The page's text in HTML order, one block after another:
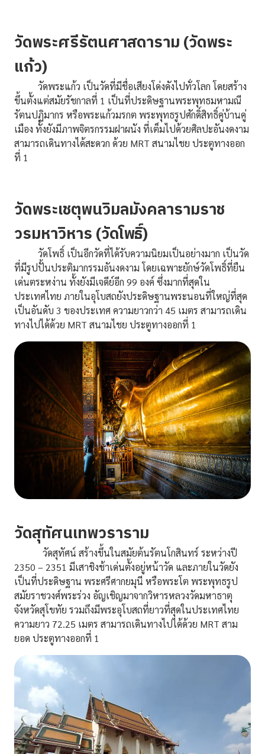
วัดพระศรีรัตนศาสดาราม (วัดพระ
แก้ว)
วัดพระแก้ว เป็นวัดที่มีชื่อเสียงโด่งดังไปทั่วโลก โดยสร้าง
ขึ้นตั้งแต่สมัยรัชกาลที่ 1 เป็นที่ประดิษฐานพระพุทธมหามณี
รัตนปฏิมากร หรือพระแก้วมรกต พระพุทธรูปศักดิ์สิทธิ์คู่บ้านคู่
เมือง ทั้งยังมีภาพจิตรกรรมฝาผนัง ที่เต็มไปด้วยศิลปะอันงดงาม
สามารถเดินทางได้สะดวก ด้วย MRT สนามไชย ประตูทางออก
ที่ 1
วัดพระเชตุพนวิมลมังคลารามราช
วรมหาวิหาร (วัดโพธิ์)
วัดโพธิ์ เป็นอีกวัดที่ได้รับความนิยมเป็นอย่างมาก เป็นวัด
ที่มีรูปปั้นประติมากรรมอันงดงาม โดยเฉพาะยักษ์วัดโพธิ์ที่ยืน
เด่นตระหง่าน ทั้งยังมีเจดีย์อีก 99 องค์ ซึ่งมากที่สุดใน
ประเทศไทย ภายในอุโบสถยังประดิษฐานพระนอนที่ใหญ่ที่สุด
เป็นอันดับ 3 ของประเทศ ความยาวกว่า 45 เมตร สามารถเดิน
ทางไปได้ด้วย MRT สนามไชย ประตูทางออกที่ 1
วัดสุทัศนเทพวราราม
วัดสุทัศน์ สร้างขึ้นในสมัยต้นรัตนโกสินทร์ ระหว่างปี
2350 – 2351 มีเสาชิงช้าเด่นตั้งอยู่หน้าวัด และภายในวัดยัง
เป็นที่ประดิษฐาน พระศรีศากยมุนี หรือพระโต พระพุทธรูป
สมัยราชวงศ์พระร่วง อัญเชิญมาจากวิหารหลวงวัดมหาธาตุ
จังหวัดสุโขทัย รวมถึงมีพระอุโบสถที่ยาวที่สุดในประเทศไทย
ความยาว 72.25 เมตร สามารถเดินทางไปได้ด้วย MRT สาม
ยอด ประตูทางออกที่ 1